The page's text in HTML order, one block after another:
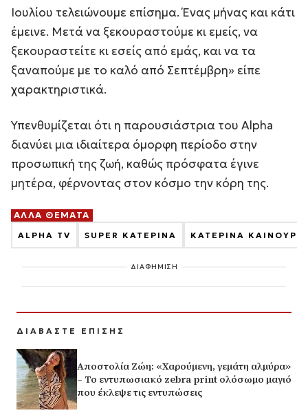
Ιουλίου τελειώνουμε επίσημα. Ένας μήνας και κάτι
έμεινε. Μετά να ξεκουραστούμε κι εμείς, να
ξεκουραστείτε κι εσείς από εμάς, και να τα
ξαναπούμε με το καλό από Σεπτέμβρη» είπε
χαρακτηριστικά.
Υπενθυμίζεται ότι η παρουσιάστρια του Alpha
διανύει μια ιδιαίτερα όμορφη περίοδο στην
προσωπική της ζωή, καθώς πρόσφατα έγινε
μητέρα, φέρνοντας στον κόσμο την κόρη της.
ΑΛΛΑ ΘΕΜΑΤΑ
ALPHA TV SUPER ΚΑΤΕΡΙΝΑ ΚΑΤΕΡΙΝΑ
ΔΙΑΦΗΜΙΣΗ
ΔΙΑΒΑΣΤΕ ΕΠΙΣΗΣ
Αποστολία Ζώη: «Χαρούμενη, γεμάτη αλμύρα»
– Το εντυπωσιακό zebra print ολόσωμο μαγιό
που έκλεψε τις εντυπώσεις